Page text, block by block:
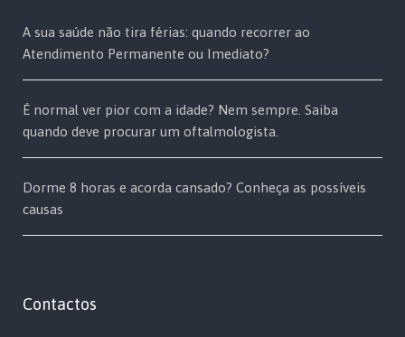
A sua saúde não tira férias: quando recorrer ao
Atendimento Permanente ou Imediato?
É normal ver pior com a idade? Nem sempre. Saiba
quando deve procurar um oftalmologista.
Dorme 8 horas e acorda cansado? Conheça as possíveis
causas
Contactos